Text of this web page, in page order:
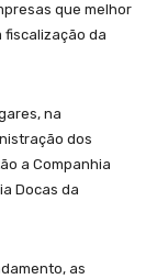
que melhor
fiscalização da
na
dos
a Companhia
Docas da
as